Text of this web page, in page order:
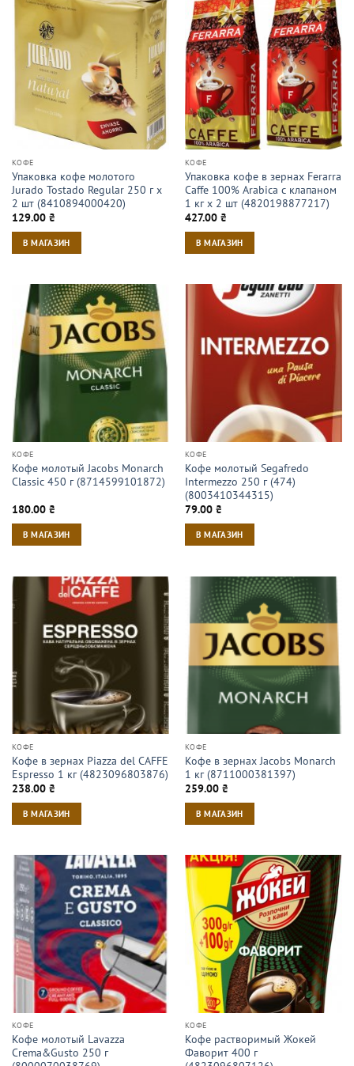
КОФЕ
Упаковка кофе молотого
Jurado Tostado Regular 250 г х
2 шт (8410894000420)
129.00 ₴
В МАГАЗИН
КОФЕ
Упаковка кофе в зернах Ferarra
Caffe 100% Arabica с клапаном
1 кг х 2 шт (4820198877217)
427.00 ₴
В МАГАЗИН
КОФЕ
Кофе молотый Jacobs Monarch
Classic 450 г (8714599101872)
180.00 ₴
В МАГАЗИН
КОФЕ
Кофе молотый Segafredo
Intermezzo 250 г (474)
(8003410344315)
79.00 ₴
В МАГАЗИН
КОФЕ
Кофе в зернах Piazza del CAFFE
Espresso 1 кг (4823096803876)
238.00 ₴
В МАГАЗИН
КОФЕ
Кофе в зернах Jacobs Monarch
1 кг (8711000381397)
259.00 ₴
В МАГАЗИН
КОФЕ
Кофе молотый Lavazza
Crema&Gusto 250 г
КОФЕ
Кофе растворимый Жокей
Фаворит 400 г